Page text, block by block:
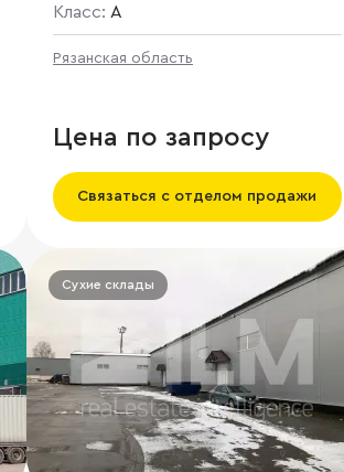
Класс: A
Рязанская область
Цена по запросу
Связаться с отделом продажи
Сухие склады